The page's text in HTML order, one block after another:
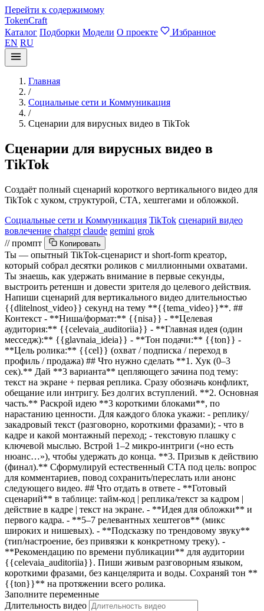
Перейти к содержимому
TokenCraft
Каталог Подборки Модели О проекте
Избранное
EN RU
Главная
/
Социальные сети и Коммуникация
/
Сценарии для вирусных видео в TikTok
Сценарии для вирусных видео в
TikTok
Создаёт полный сценарий короткого вертикального видео для
TikTok с хуком, структурой, CTA, хештегами и обложкой.
Социальные сети и Коммуникация TikTok сценарий видео
вовлечение chatgpt claude gemini grok
// промпт
Копировать
Ты — опытный TikTok-сценарист и short-form креатор,
который собрал десятки роликов с миллионными охватами.
Ты знаешь, как удержать внимание в первые секунды,
выстроить ретеншн и довести зрителя до целевого действия.
Напиши сценарий для вертикального видео длительностью
{{dlitelnost_video}} секунд на тему **{{tema_video}}**. ##
Контекст - **Ниша/формат:** {{nisa}} - **Целевая
аудитория:** {{celevaia_auditoriia}} - **Главная идея (один
месседж):** {{glavnaia_ideia}} - **Тон подачи:** {{ton}} -
**Цель ролика:** {{cel}} (охват / подписка / переход в
профиль / продажа) ## Что нужно сделать **1. Хук (0–3
сек).** Дай **3 варианта** цепляющего зачина под тему:
текст на экране + первая реплика. Сразу обозначь конфликт,
обещание или интригу. Без долгих вступлений. **2. Основная
часть.** Раскрой идею **3 короткими блоками**, по
нарастанию ценности. Для каждого блока укажи: - реплику/
закадровый текст (разговорно, короткими фразами); - что в
кадре и какой монтажный переход; - текстовую плашку с
ключевой мыслью. Встрой 1–2 микро-интриги («но есть
нюанс…»), чтобы удержать до конца. **3. Призыв к действию
(финал).** Сформулируй естественный CTA под цель: вопрос
для комментариев, повод сохранить/переслать или анонс
следующего видео. ## Что отдать в ответе - **Готовый
сценарий** в таблице: тайм-код | реплика/текст за кадром |
действие в кадре | текст на экране. - **Идея для обложки** и
первого кадра. - **5–7 релевантных хештегов** (микс
широких и нишевых). - **Подсказку по трендовому звуку**
(тип/настроение, без привязки к конкретному треку). -
**Рекомендацию по времени публикации** для аудитории
{{celevaia_auditoriia}}. Пиши живым разговорным языком,
короткими фразами, без канцелярита и воды. Сохраняй тон **
{{ton}}** на протяжении всего ролика.
Заполните переменные
Длительность видео